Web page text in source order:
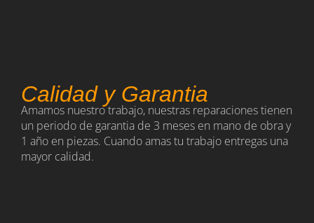
Calidad y Garantia
Amamos nuestro trabajo, nuestras reparaciones tienen
un periodo de garantia de 3 meses en mano de obra y
1 año en piezas. Cuando amas tu trabajo entregas una
mayor calidad.